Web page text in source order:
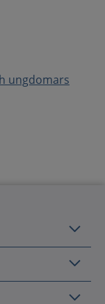
ungdomars
Om
Digital